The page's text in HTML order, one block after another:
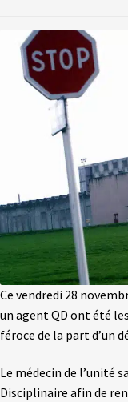
Ce vendredi 28
un agent QD ont été
féroce de la part d’un
Le médecin de l’unité
Disciplinaire afin de